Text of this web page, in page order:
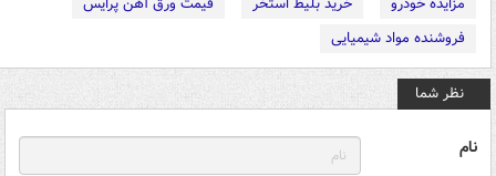
فروشنده مواد شیمیایی
نظر شما
نام